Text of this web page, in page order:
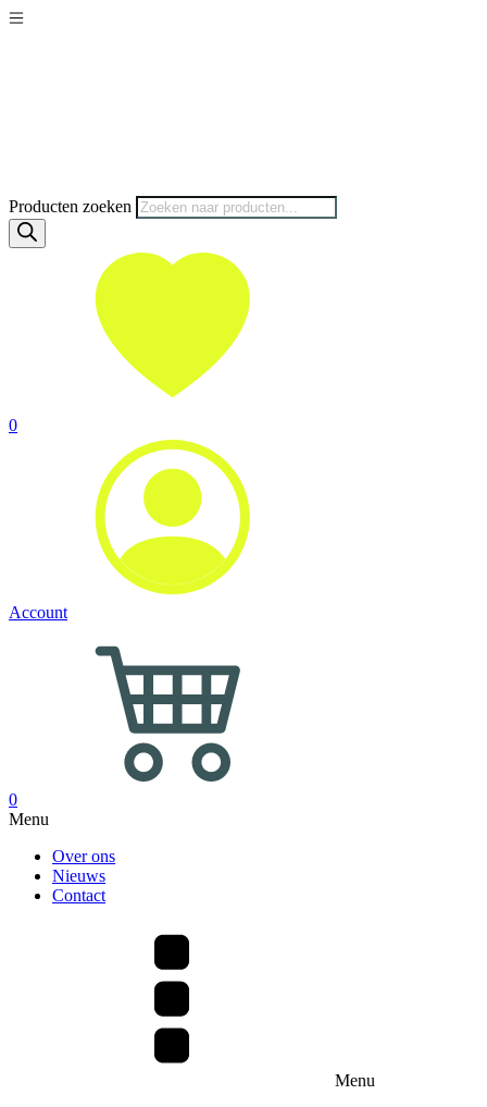
Producten zoeken
0
Account
0
Menu
Over ons
Nieuws
Contact
Menu